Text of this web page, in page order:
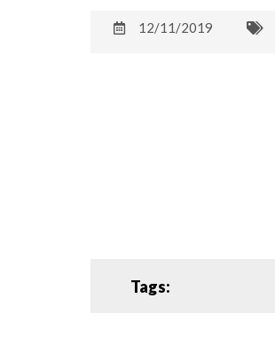
12/11/2019
Tags: